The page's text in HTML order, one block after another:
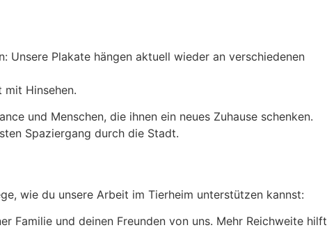
Unsere Plakate hängen aktuell wieder an verschiedenen
Hinsehen.
und Menschen, die ihnen ein neues Zuhause schenken.
Spaziergang durch die Stadt.
wie du unsere Arbeit im Tierheim unterstützen kannst:
Familie und deinen Freunden von uns. Mehr Reichweite hilft